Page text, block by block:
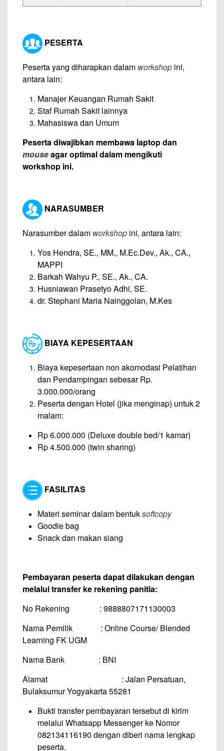
PESERTA
Peserta yang diharapkan dalam workshop ini,
antara lain:
Manajer Keuangan Rumah Sakit
Staf Rumah Sakit lainnya
Mahasiswa dan Umum
Peserta diwajibkan membawa laptop dan
mouseagar optimal dalam mengikuti
workshop ini.
NARASUMBER
Narasumber dalam workshop ini, antara lain:
Yos Hendra, SE., MM., M.Ec.Dev., Ak., CA.,
MAPPI
Barkah Wahyu P., SE., Ak., CA.
Husniawan Prasetyo Adhi, SE.
dr. Stephani Maria Nainggolan, M.Kes
BIAYA KEPESERTAAN
Biaya kepesertaan non akomodasi Pelatihan
dan Pendampingan sebesar Rp.
3.000.000/orang
Peserta dengan Hotel (jika menginap) untuk 2
malam:
Rp 6.000.000 (Deluxe double bed/1 kamar)
Rp 4.500.000 (twin sharing)
FASILITAS
Materi seminar dalam bentuksoftcopy
Goodie bag
Snack dan makan siang
Pembayaran peserta dapat dilakukan dengan
melalui transfer ke rekening panitia:
No Rekening : 9888807171130003
Nama Pemilik : Online Course/ Blended
Learning FK UGM
Nama Bank : BNI
Alamat : Jalan Persatuan,
Bulaksumur Yogyakarta 55281
Bukti transfer pembayaran tersebut di kirim
melalui Whatsapp Messenger ke Nomor
082134116190 dengan diberi nama lengkap
peserta.